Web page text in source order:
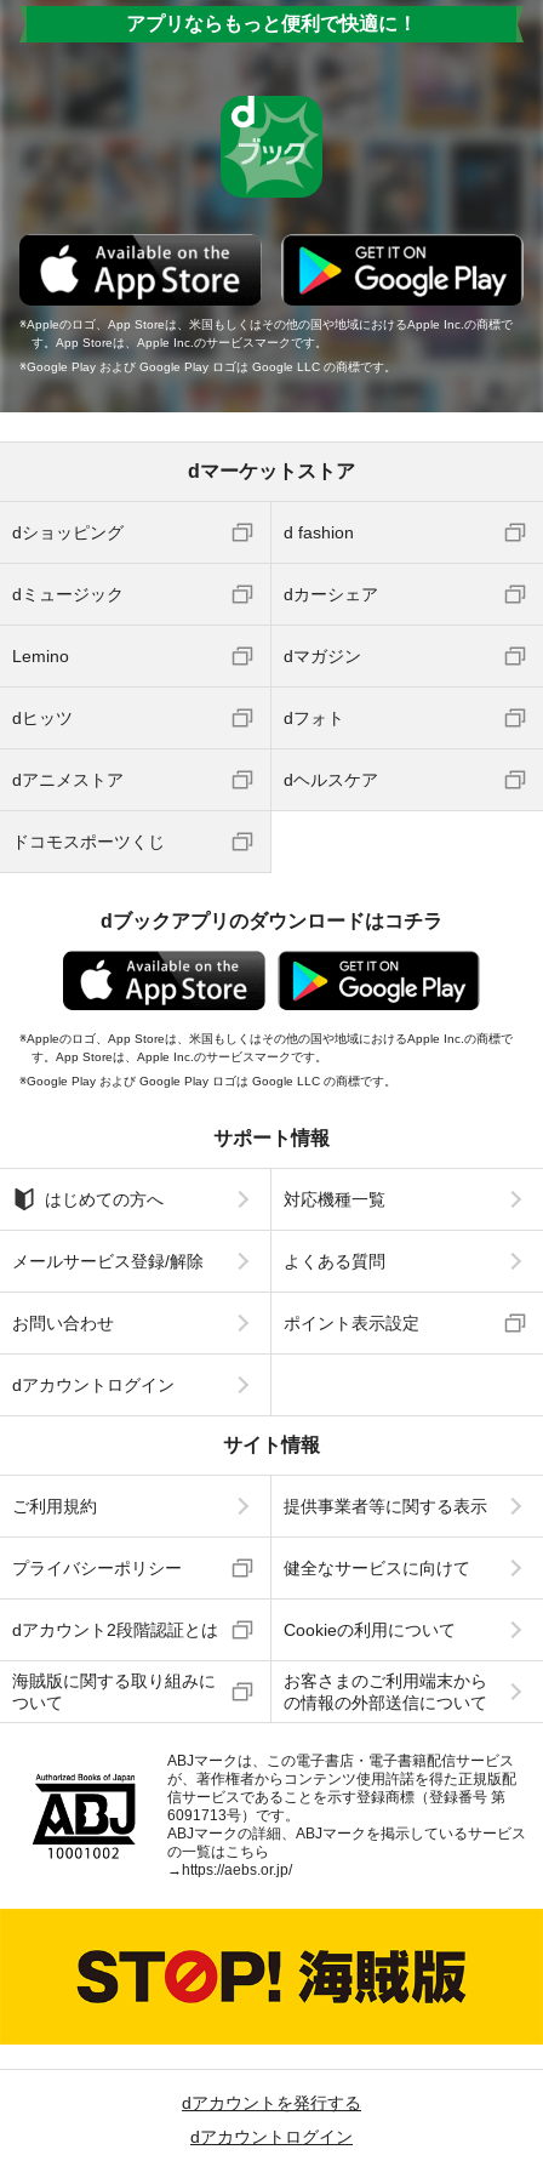
アプリならもっと便利で快適に！
Appleのロゴ、App Storeは、米国もしくはその他の国や地域におけるApple Inc.の商標で
す。App Storeは、Apple Inc.のサービスマークです。
Google Play および Google Play ロゴは Google LLC の商標です。
dマーケットストア
dショッピング d fashion
dミュージック dカーシェア
Lemino dマガジン
dヒッツ dフォト
dアニメストア dヘルスケア
ドコモスポーツくじ
dブックアプリのダウンロードはコチラ
Appleのロゴ、App Storeは、米国もしくはその他の国や地域におけるApple Inc.の商標で
す。App Storeは、Apple Inc.のサービスマークです。
Google Play および Google Play ロゴは Google LLC の商標です。
サポート情報
はじめての方へ 対応機種一覧
メールサービス登録/解除 よくある質問
お問い合わせ ポイント表示設定
dアカウントログイン
サイト情報
ご利用規約 提供事業者等に関する表示
プライバシーポリシー 健全なサービスに向けて
dアカウント2段階認証とは Cookieの利用について
海賊版に関する取り組みに
ついて
お客さまのご利用端末から
の情報の外部送信について
ABJマークは、この電子書店・電子書籍配信サービス
が、著作権者からコンテンツ使用許諾を得た正規版配
信サービスであることを示す登録商標（登録番号 第
6091713号）です。
ABJマークの詳細、ABJマークを掲示しているサービス
の一覧はこちら
→ https://aebs.or.jp/
dアカウントを発行する
dアカウントログイン